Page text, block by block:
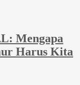
Mengapa
Harus Kita